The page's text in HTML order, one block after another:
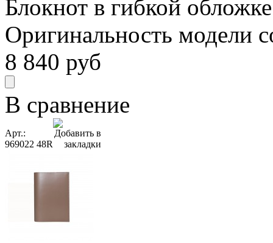
Блокнот в гибкой
Оригинальность модели
8 840 руб
В сравнение
Арт.:
969022 48R